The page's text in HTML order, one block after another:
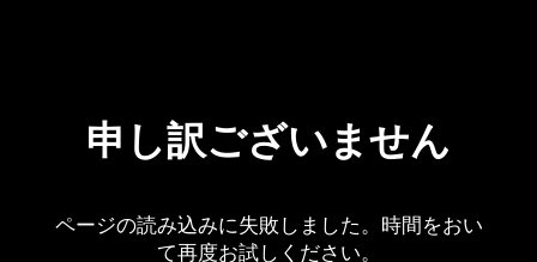
申し訳ございません
ページの読み込みに失敗しました。時間をおい
て再度お試しください。